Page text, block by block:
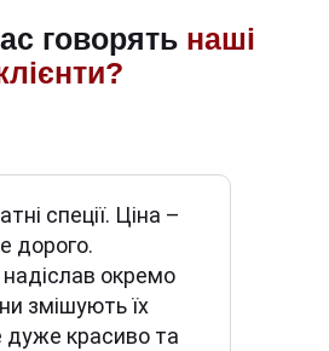
говорять наші
спеції. Ціна –
дорого.
окремо
змішують їх
дуже красиво та